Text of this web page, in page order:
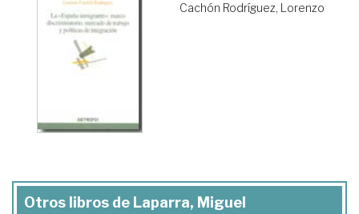
Cachón Rodríguez, Lorenzo
Otros libros de Laparra, Miguel